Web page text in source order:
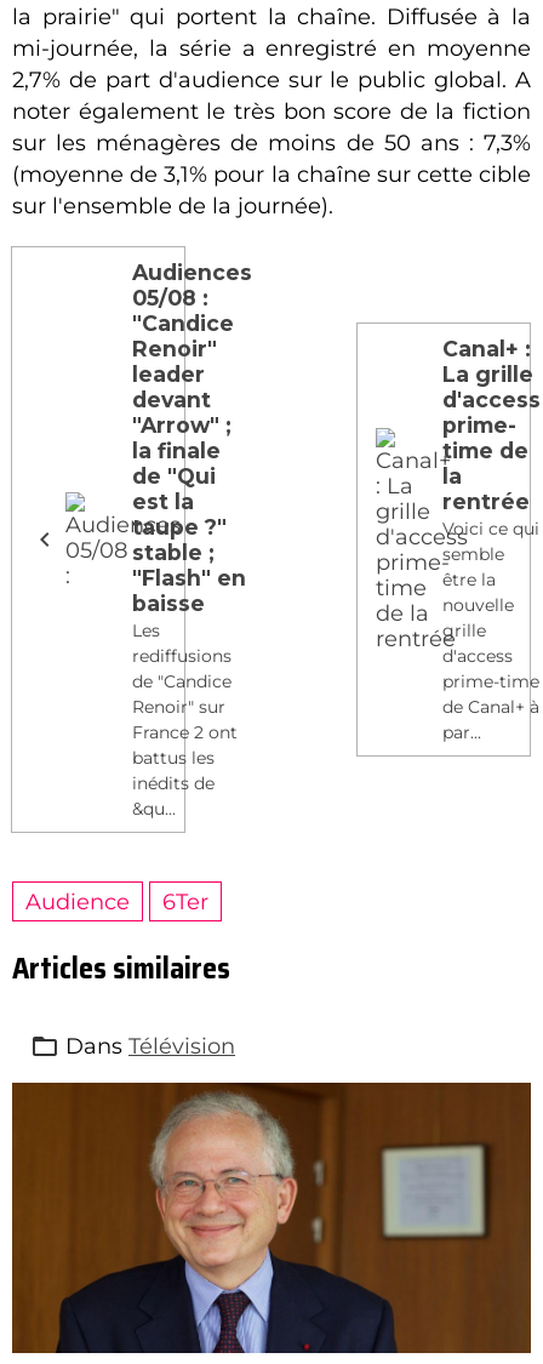
la prairie" qui portent la chaîne. Diffusée à la
mi-journée, la série a enregistré en moyenne
2,7% de part d'audience sur le public global. A
noter également le très bon score de la fiction
sur les ménagères de moins de 50 ans : 7,3%
(moyenne de 3,1% pour la chaîne sur cette cible
sur l'ensemble de la journée).
Audiences
05/08 :
"Candice
Renoir"
leader
devant
"Arrow" ;
la finale
de "Qui
est la
taupe ?"
stable ;
"Flash" en
baisse
Les
rediffusions
de "Candice
Renoir" sur
France 2 ont
battus les
inédits de
&qu...
Canal+ :
La grille
d'access
prime-
time de
la
rentrée
Voici ce qui
semble
être la
nouvelle
grille
d'access
prime-time
de Canal+ à
par...
Audience 6Ter
Articles similaires
Dans Télévision